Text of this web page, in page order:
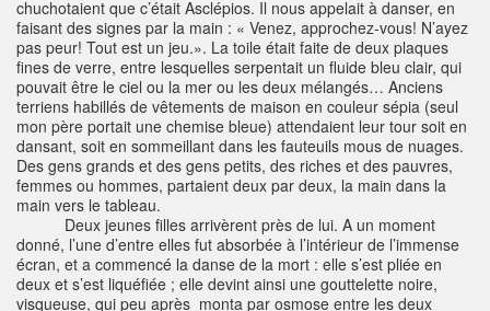
chuchotaient que c’était Asclépios. Il nous appelait à danser, en
faisant des signes par la main : « Venez, approchez-vous! N’ayez
pas peur! Tout est un jeu.». La toile était faite de deux plaques
fines de verre, entre lesquelles serpentait un fluide bleu clair, qui
pouvait être le ciel ou la mer ou les deux mélangés… Anciens
terriens habillés de vêtements de maison en couleur sépia (seul
mon père portait une chemise bleue) attendaient leur tour soit en
dansant, soit en sommeillant dans les fauteuils mous de nuages.
Des gens grands et des gens petits, des riches et des pauvres,
femmes ou hommes, partaient deux par deux, la main dans la
main vers le tableau.
Deux jeunes filles arrivèrent près de lui. A un moment
donné, l’une d’entre elles fut absorbée à l’intérieur de l’immense
écran, et a commencé la danse de la mort : elle s’est pliée en
deux et s’est liquéfiée ; elle devint ainsi une gouttelette noire,
visqueuse, qui peu après monta par osmose entre les deux